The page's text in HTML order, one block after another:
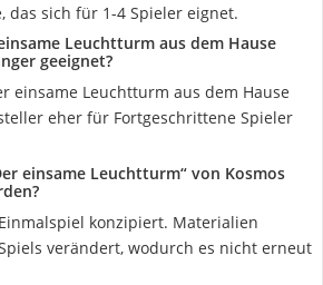
das sich für 1-4 Spieler eignet.
Leuchtturm aus dem Hause
geeignet?
einsame Leuchtturm aus dem Hause
eher für Fortgeschrittene Spieler
einsame Leuchtturm“ von Kosmos
konzipiert. Materialien
verändert, wodurch es nicht erneut